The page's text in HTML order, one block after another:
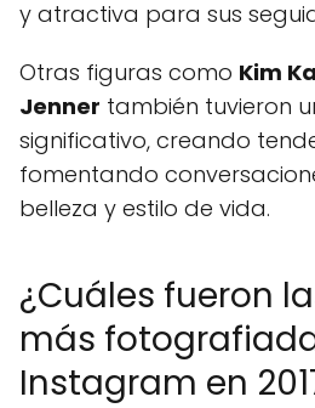
y atractiva para sus
Otras figuras como Kim
Jenner también tuvieron
significativo, creando
fomentando
belleza y estilo de vida.
¿Cuáles fueron
más
Instagram en